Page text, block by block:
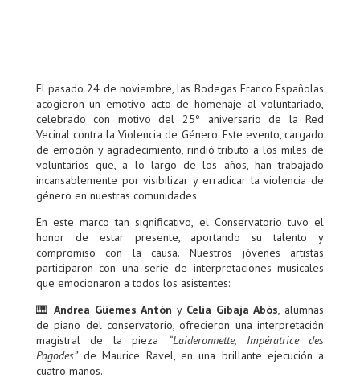
El pasado 24 de noviembre, las Bodegas Franco Españolas
acogieron un emotivo acto de homenaje al voluntariado,
celebrado con motivo del 25º aniversario de la Red
Vecinal contra la Violencia de Género. Este evento, cargado
de emoción y agradecimiento, rindió tributo a los miles de
voluntarios que, a lo largo de los años, han trabajado
incansablemente por visibilizar y erradicar la violencia de
género en nuestras comunidades.
En este marco tan significativo, el Conservatorio tuvo el
honor de estar presente, aportando su talento y
compromiso con la causa. Nuestros jóvenes artistas
participaron con una serie de interpretaciones musicales
que emocionaron a todos los asistentes:
🎹 Andrea Güemes Antón y Celia Gibaja Abós, alumnas
de piano del conservatorio, ofrecieron una interpretación
magistral de la pieza “Laideronnette, Impératrice des
Pagodes”de Maurice Ravel, en una brillante ejecución a
cuatro manos.